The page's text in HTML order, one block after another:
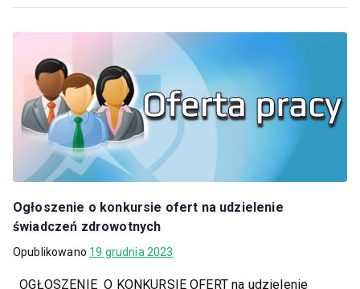
Ogłoszenie o konkursie ofert na udzielenie
świadczeń zdrowotnych
Opublikowano 19 grudnia 2023
OGŁOSZENIE O KONKURSIE OFERT na udzielenie